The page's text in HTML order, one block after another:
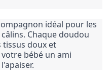
idéal pour les
Chaque doudou
tissus doux et
bébé un ami